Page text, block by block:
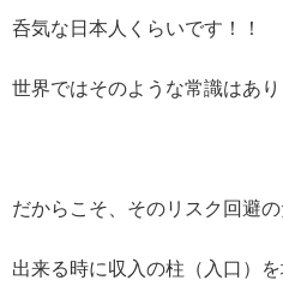
呑気な日本人くらいです！！
世界ではそのような常識はあり
だからこそ、そのリスク回避
出来る時に収入の柱（入口）